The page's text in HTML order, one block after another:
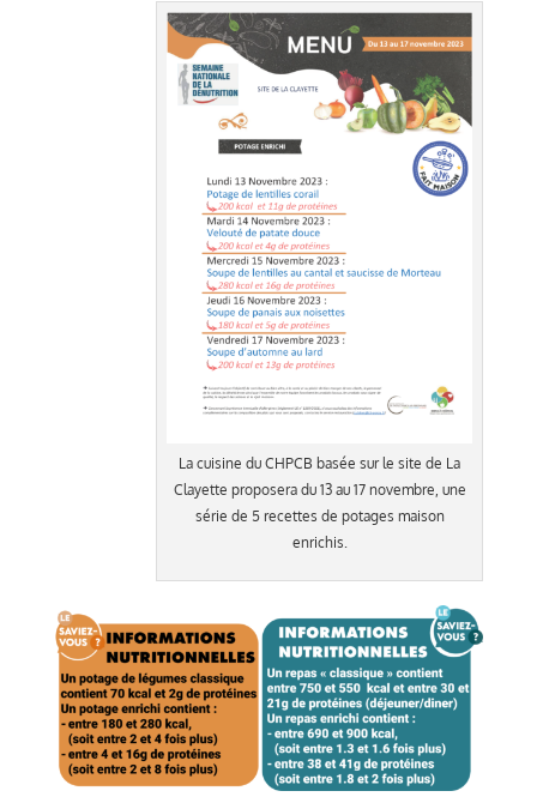
La cuisine du CHPCB basée sur le site de La
Clayette proposera du 13 au 17 novembre, une
série de 5 recettes de potages maison
enrichis.